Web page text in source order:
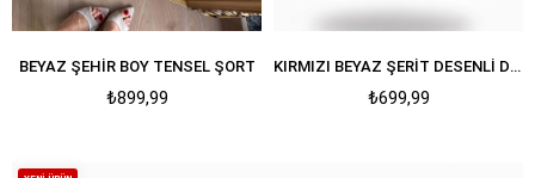
BEYAZ ŞEHIR BOY TENSEL ŞORT
₺899,99
KIRMIZI BEYAZ ŞERIT DESENLI DENIM ŞORT
₺699,99